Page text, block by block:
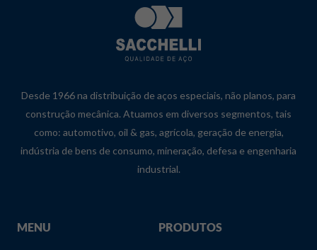
Desde 1966 na distribuição de aços especiais, não planos, para
construção mecânica. Atuamos em diversos segmentos, tais
como: automotivo, oil & gas, agrícola, geração de energia,
indústria de bens de consumo, mineração, defesa e engenharia
industrial.
MENU PRODUTOS